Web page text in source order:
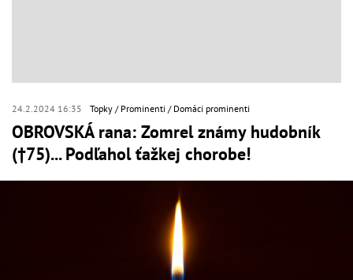
24.2.2024 16:35 Topky Prominenti Domáci prominenti
OBROVSKÁ rana: Zomrel známy hudobník
(†75)... Podľahol ťažkej chorobe!